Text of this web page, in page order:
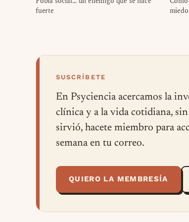
fuerte
SUSCRÍBETE
En Psyciencia acercamos la
clínica y a la vida cotidiana,
sirvió, hacete miembro para
semana en tu correo.
QUIERO LA MEMBRESÍA